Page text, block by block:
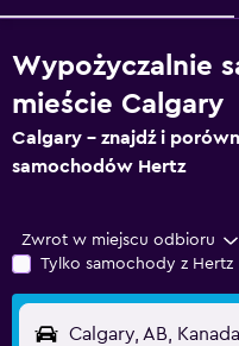
Wypożyczalnie
mieście Calgary
Calgary – znajdź i
samochodów Hertz
Zwrot w miejscu odbioru
Tylko samochody z Hertz
Calgary, AB, Kanada